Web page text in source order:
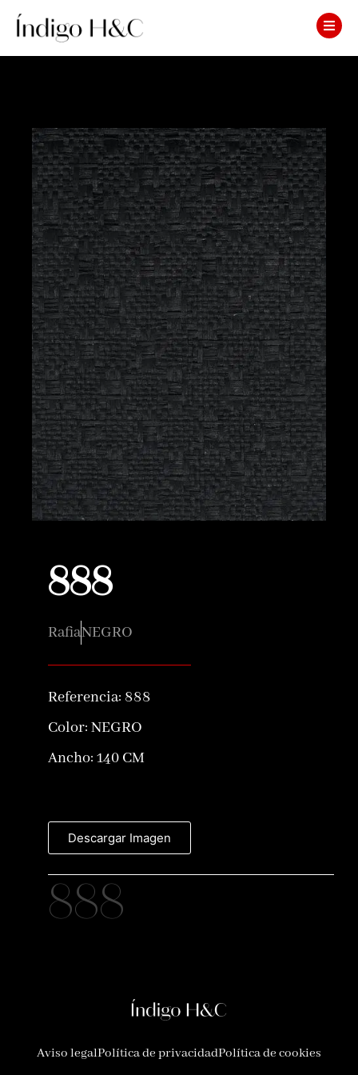
888
RafiaNEGRO
Referencia: 888
Color: NEGRO
Ancho: 140 CM
Descargar Imagen
888
Aviso legalPolítica de privacidadPolítica de cookies